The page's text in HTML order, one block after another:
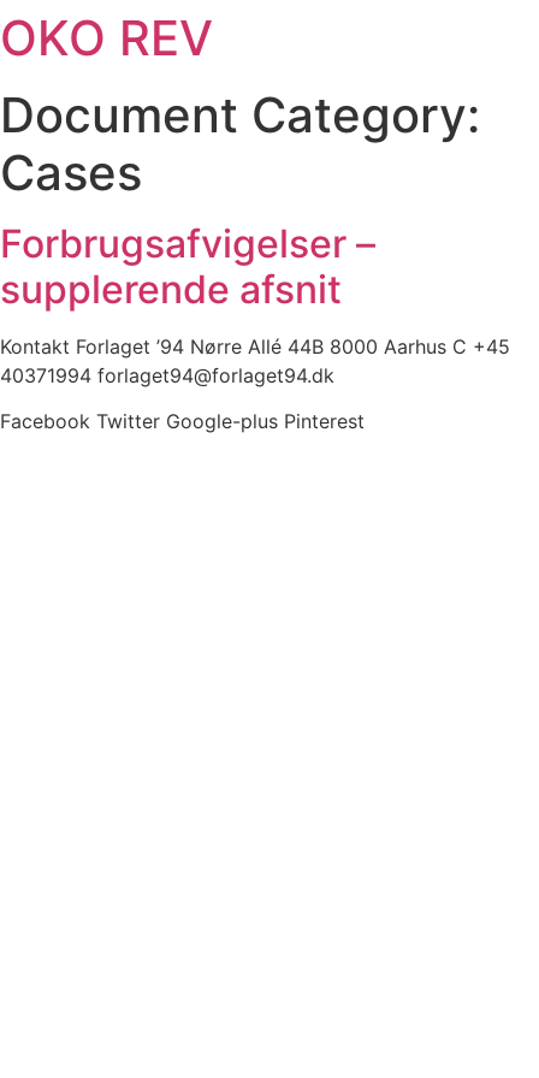
Videre
til
OKO REV
Document Category:
Cases
Forbrugsafvigelser –
supplerende afsnit
Kontakt Forlaget ’94 Nørre Allé 44B 8000 Aarhus C +45
40371994 forlaget94@forlaget94.dk
Facebook Twitter Google-plus Pinterest